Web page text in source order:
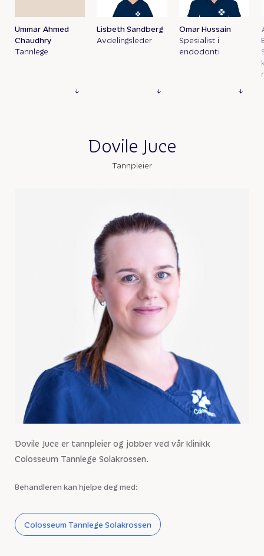
Ummar Ahmed
Chaudhry
Tannlege
Lisbeth Sandberg
Avdelingsleder
Omar Hussain
Spesialist i
endodonti
Dovile Juce
Tannpleier
Dovile Juce er tannpleier og jobber ved vår klinikk
Colosseum Tannlege Solakrossen.
Behandleren kan hjelpe deg med:
Colosseum Tannlege Solakrossen